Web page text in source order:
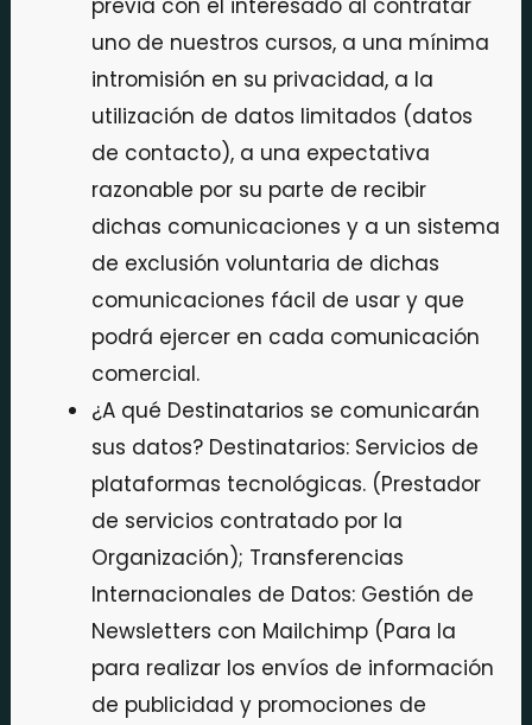
previa con el interesado al contratar
uno de nuestros cursos, a una mínima
intromisión en su privacidad, a la
utilización de datos limitados (datos
de contacto), a una expectativa
razonable por su parte de recibir
dichas comunicaciones y a un sistema
de exclusión voluntaria de dichas
comunicaciones fácil de usar y que
podrá ejercer en cada comunicación
comercial.
¿A qué Destinatarios se comunicarán
sus datos? Destinatarios: Servicios de
plataformas tecnológicas. (Prestador
de servicios contratado por la
Organización); Transferencias
Internacionales de Datos: Gestión de
Newsletters con Mailchimp (Para la
para realizar los envíos de información
de publicidad y promociones de